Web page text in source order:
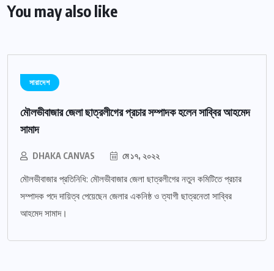
You may also like
সারাদেশ
মৌলভীবাজার জেলা ছাত্রলীগের প্রচার সম্পাদক হলেন সাব্বির আহমেদ
সামাদ
DHAKA CANVAS মে ১৭, ২০২২
মৌলভীবাজার প্রতিনিধি: মৌলভীবাজার জেলা ছাত্রলীগের নতুন কমিটিতে প্রচার
সম্পাদক পদে দায়িত্ব পেয়েছেন জেলার একনিষ্ঠ ও ত্যাগী ছাত্রনেতা সাব্বির
আহমেদ সামাদ।